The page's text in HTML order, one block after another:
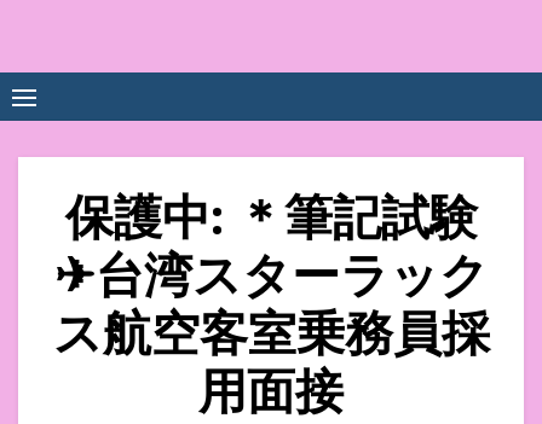
content
数UPｽｸｰﾙ
保護中: ＊筆記試験
✈台湾スターラック
ス航空客室乗務員採
用面接